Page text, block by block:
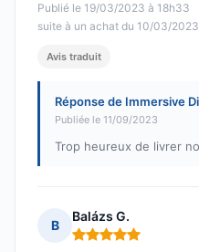
Publié le 19/03/2023 à 18h33
suite à un achat du 10/03/2023
Avis traduit
Réponse de Immersive
Publiée le 11/09/2023
Trop heureux de livrer
B
Balázs G.
Note : 5 sur 5